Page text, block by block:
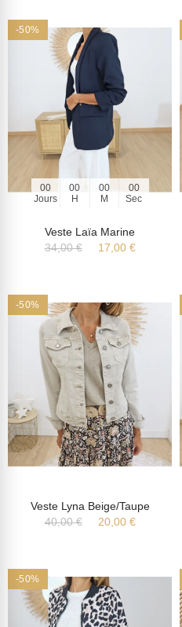
-50%
00
Jours
00
H
00
M
00
Sec
Veste Laïa Marine
34,00 €
17,00 €
-50%
Veste Lyna Beige/taupe
40,00 €
20,00 €
-50%